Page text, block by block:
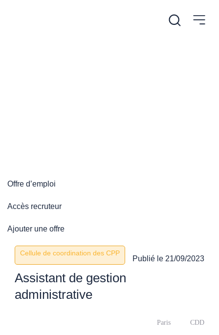
Offre d’emploi
Accès recruteur
Ajouter une offre
Cellule de coordination des CPP
Publié le 21/09/2023
Assistant de gestion
administrative
Paris CDD